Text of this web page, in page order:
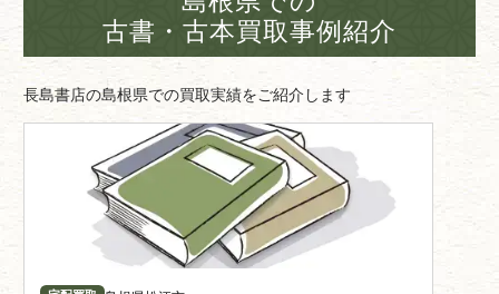
古書・古本買取事例紹介
長島書店の島根県での買取実績をご紹介します